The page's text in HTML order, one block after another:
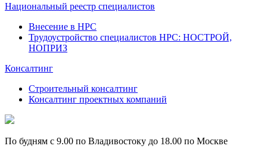
Национальный реестр специалистов
Внесение в НРС
Трудоустройство специалистов НРС: НОСТРОЙ,
НОПРИЗ
Консалтинг
Строительный консалтинг
Консалтинг проектных компаний
По будням с 9.00 по Владивостоку до 18.00 по Москве